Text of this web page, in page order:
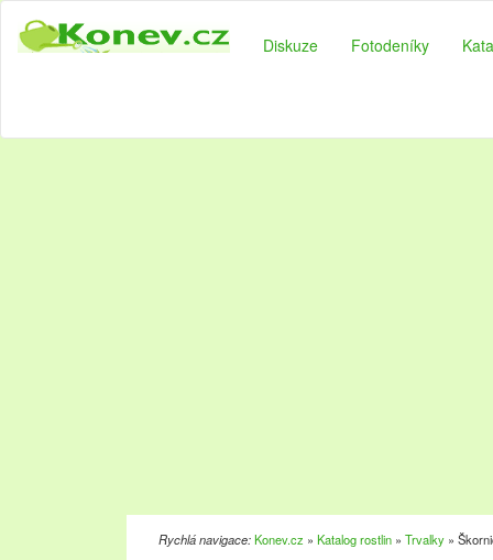
Diskuze Fotodeníky
Rychlá navigace:Konev.cz » Katalog rostlin » Trvalky »